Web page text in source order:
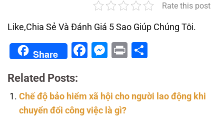
Rate this post
Like,Chia Sẻ Và Đánh Giá 5 Sao Giúp Chúng Tôi.
Share Facebook
Messenger
Print
Related Posts:
Chế độ bảo hiểm xã hội cho người lao động khi
chuyển đổi công việc là gì?